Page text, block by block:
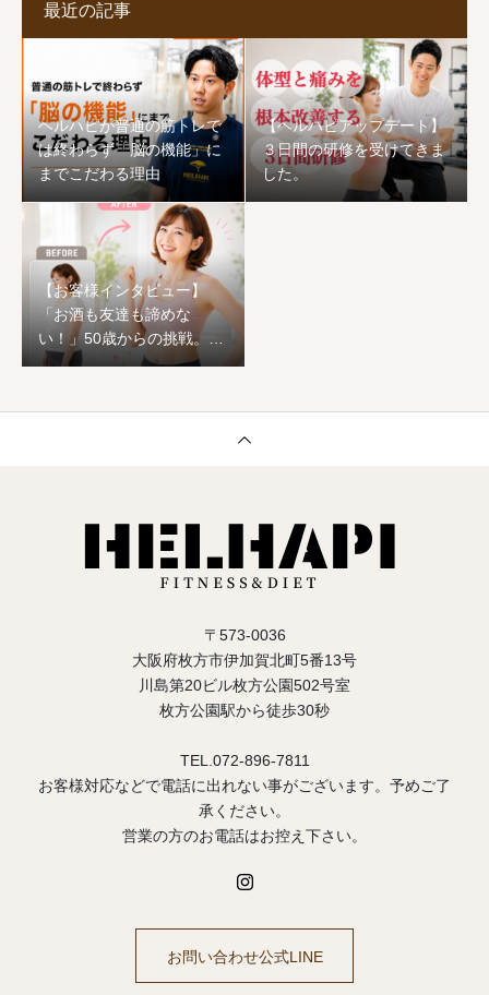
最近の記事
ヘルハピが普通の筋トレで
は終わらず「脳の機能」に
までこだわる理由
【ヘルハピアップデート】
３日間の研修を受けてきま
した。
【お客様インタビュー】
「お酒も友達も諦めな
い！」50歳からの挑戦。1
ヶ月でワンサイズ下の服が
まれ変わった恵子様のスト
〒573-0036
大阪府枚方市伊加賀北町5番13号
川島第20ビル枚方公園502号室
枚方公園駅から徒歩30秒
TEL.072-896-7811
お客様対応などで電話に出れない事がございます。予めご了
承ください。
営業の方のお電話はお控え下さい。
お問い合わせ公式LINE